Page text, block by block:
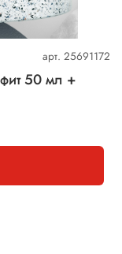
арт. 25691172
50 мл +